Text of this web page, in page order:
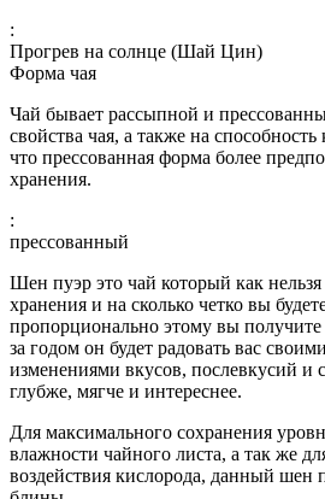
:
Прогрев на солнце (Шай Цин)
Форма чая
Чай бывает рассыпной и
свойства чая, а также на
что прессованная форма более
хранения.
:
прессованный
Шен пуэр это чай который как
хранения и на сколько четко вы
пропорционально этому вы
за годом он будет радовать вас
изменениями вкусов, послевкусий и
глубже, мягче и интереснее.
Для максимального сохранения
влажности чайного листа, а так же
воздействия кислорода, данный шен